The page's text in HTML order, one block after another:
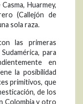
Huarmey,
(Callejón de
sola raza.
las primeras
para
en
la posibilidad
primitivos, que
de los
Colombia y otro